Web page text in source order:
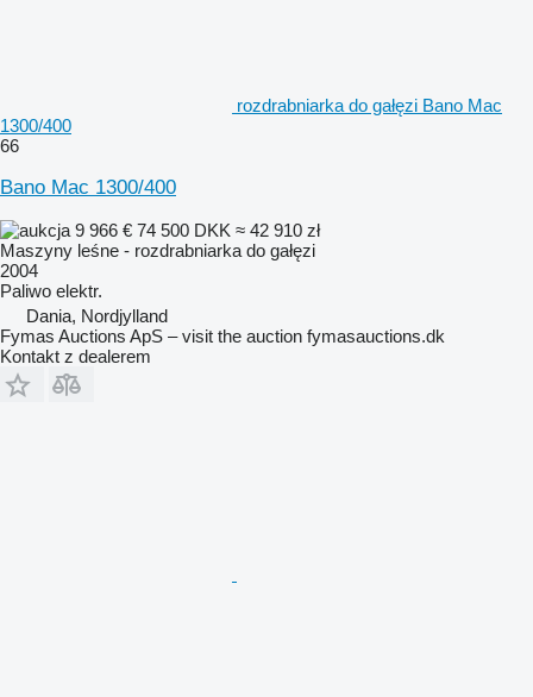
rozdrabniarka do gałęzi Bano Mac
1300/400
66
Bano Mac 1300/400
9 966 € 74 500 DKK ≈ 42 910 zł
Maszyny leśne - rozdrabniarka do gałęzi
2004
Paliwo elektr.
Dania, Nordjylland
Fymas Auctions ApS – visit the auction fymasauctions.dk
Kontakt z dealerem